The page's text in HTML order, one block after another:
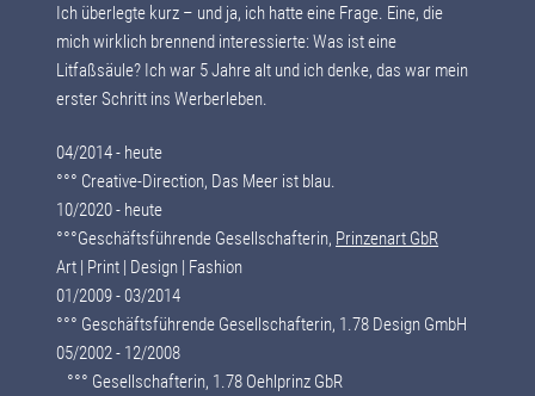
Ich überlegte kurz – und ja, ich hatte eine Frage. Eine, die
mich wirklich brennend interessierte: Was ist eine
Litfaßsäule? Ich war 5 Jahre alt und ich denke, das war mein
erster Schritt ins Werberleben.
04/2014 - heute
°°° Creative-Direction, Das Meer ist blau.
10/2020 - heute
°°°Geschäftsführende Gesellschafterin, Prinzenart GbR
Art | Print | Design | Fashion
01/2009 - 03/2014
°°° Geschäftsführende Gesellschafterin, 1.78 Design GmbH
05/2002 - 12/2008
°°° Gesellschafterin, 1.78 Oehlprinz GbR